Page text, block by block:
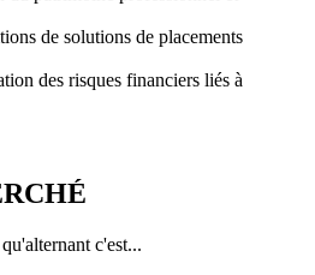
de solutions de placements
des risques financiers liés à
c'est...